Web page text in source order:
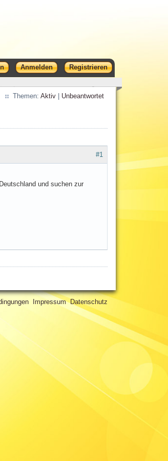
Anmelden
Registrieren
Themen: Aktiv| Unbeantwortet
#1
und suchen zur
Impressum Datenschutz